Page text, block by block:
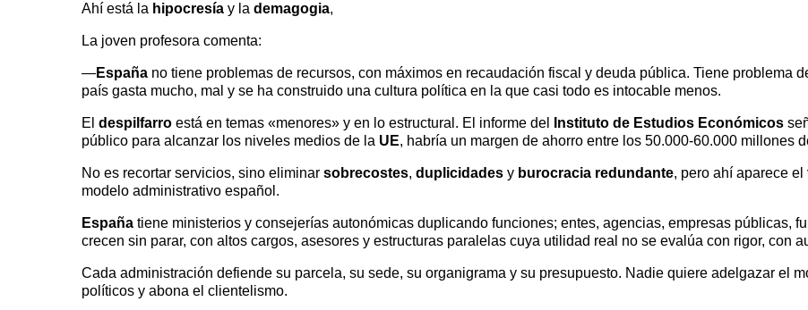
Ahí está la hipocresía y la demagogia,
La joven profesora comenta:
—España no tiene problemas de recursos, con máximos en recaudación fiscal y deuda pública. Tiene problema
país gasta mucho, mal y se ha construido una cultura política en la que casi todo es intocable menos.
El despilfarro está en temas «menores» y en lo estructural. El informe del Instituto de Estudios Económicos
público para alcanzar los niveles medios de la UE, habría un margen de ahorro entre los 50.000-60.000 millones
No es recortar servicios, sino eliminar sobrecostes, duplicidades y burocracia redundante, pero ahí aparece el
modelo administrativo español.
España tiene ministerios y consejerías autonómicas duplicando funciones; entes, agencias, empresas públicas,
crecen sin parar, con altos cargos, asesores y estructuras paralelas cuya utilidad real no se evalúa con rigor, con
Cada administración defiende su parcela, su sede, su organigrama y su presupuesto. Nadie quiere adelgazar el
políticos y abona el clientelismo.